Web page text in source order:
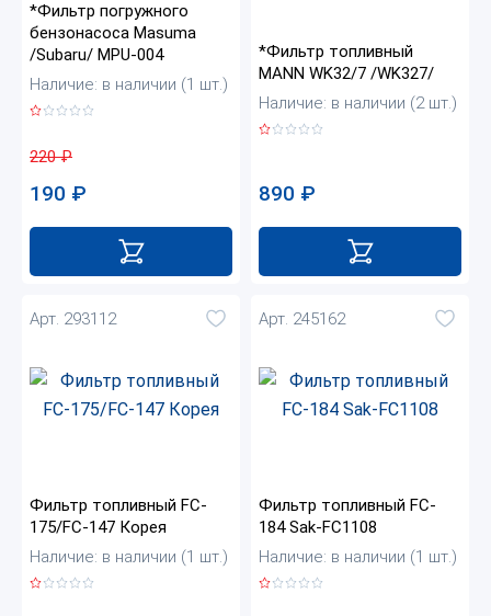
*Фильтр погружного
бензонасоса Masuma
/Subaru/ MPU-004
Наличие: в наличии (1 шт.)
220₽
190 ₽
*Фильтр топливный
MANN WK32/7 /WK327/
Наличие: в наличии (2 шт.)
890 ₽
Арт. 293112
Фильтр топливный FC-
175/FC-147 Корея
Наличие: в наличии (1 шт.)
Арт. 245162
Фильтр топливный FC-
184 Sak-FC1108
Наличие: в наличии (1 шт.)